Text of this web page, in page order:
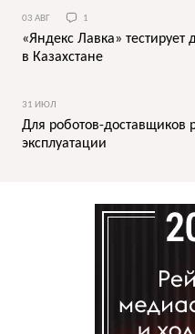
03 АВГ 1
«Яндекс Лавка» тестирует
в Казахстане
31 ИЮЛ
Для роботов-доставщиков
эксплуатации